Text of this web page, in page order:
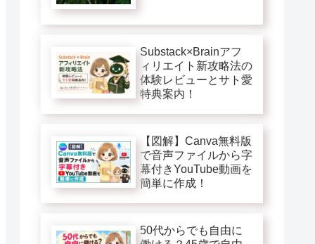
Substack×Brainアフ
ィリエイト新攻略法の
体験レビューとサト愛
特典案内！
【図解】Canva無料版
で音声ファイルから字
幕付きYouTube動画を
簡単に作成！
50代からでも自由に